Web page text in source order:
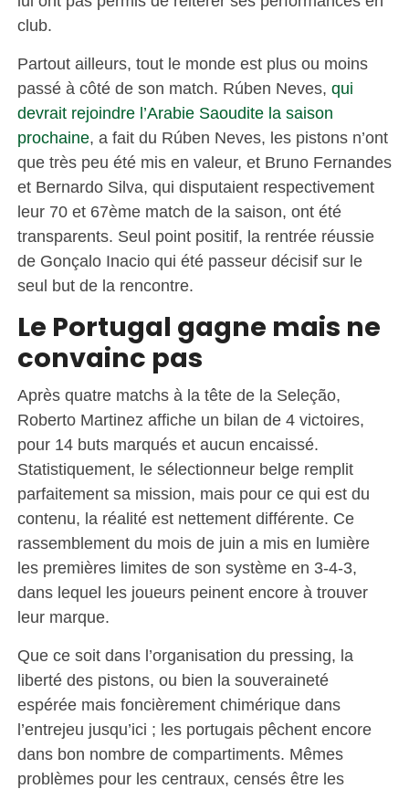
club.
Partout ailleurs, tout le monde est plus ou moins
passé à côté de son match. Rúben Neves, qui
devrait rejoindre l’Arabie Saoudite la saison
prochaine, a fait du Rúben Neves, les pistons n’ont
que très peu été mis en valeur, et Bruno Fernandes
et Bernardo Silva, qui disputaient respectivement
leur 70 et 67ème match de la saison, ont été
transparents. Seul point positif, la rentrée réussie
de Gonçalo Inacio qui été passeur décisif sur le
seul but de la rencontre.
Le Portugal gagne mais ne
convainc pas
Après quatre matchs à la tête de la Seleção,
Roberto Martinez affiche un bilan de 4 victoires,
pour 14 buts marqués et aucun encaissé.
Statistiquement, le sélectionneur belge remplit
parfaitement sa mission, mais pour ce qui est du
contenu, la réalité est nettement différente. Ce
rassemblement du mois de juin a mis en lumière
les premières limites de son système en 3-4-3,
dans lequel les joueurs peinent encore à trouver
leur marque.
Que ce soit dans l’organisation du pressing, la
liberté des pistons, ou bien la souveraineté
espérée mais foncièrement chimérique dans
l’entrejeu jusqu’ici ; les portugais pêchent encore
dans bon nombre de compartiments. Mêmes
problèmes pour les centraux, censés être les